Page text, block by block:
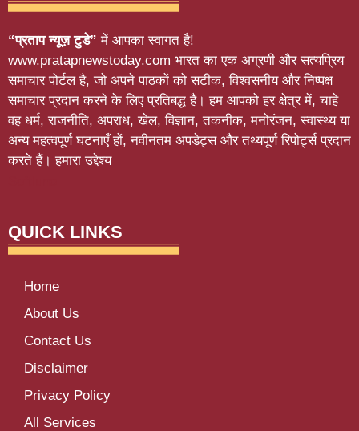
“प्रताप न्यूज़ टुडे” में आपका स्वागत है!
www.pratapnewstoday.com भारत का एक अग्रणी और सत्यप्रिय
समाचार पोर्टल है, जो अपने पाठकों को सटीक, विश्वसनीय और निष्पक्ष
समाचार प्रदान करने के लिए प्रतिबद्ध है। हम आपको हर क्षेत्र में, चाहे
वह धर्म, राजनीति, अपराध, खेल, विज्ञान, तकनीक, मनोरंजन, स्वास्थ्य या
अन्य महत्वपूर्ण घटनाएँ हों, नवीनतम अपडेट्स और तथ्यपूर्ण रिपोर्ट्स प्रदान
करते हैं। हमारा उद्देश्य
QUICK LINKS
Home
About Us
Contact Us
Disclaimer
Privacy Policy
All Services